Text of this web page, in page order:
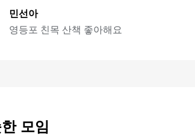
민선아
영등포 친목 산책 좋아해요
모임